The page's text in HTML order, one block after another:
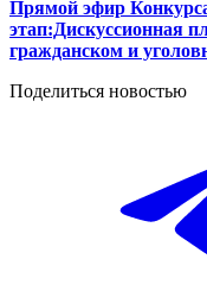
Прямой эфир
этап:Дискуссионная
гражданском и
Поделиться новостью